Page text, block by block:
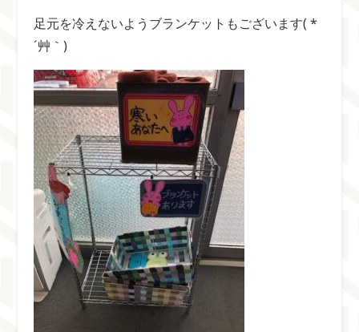
足元を冷えないようブランケットもございます( *
´艸｀)